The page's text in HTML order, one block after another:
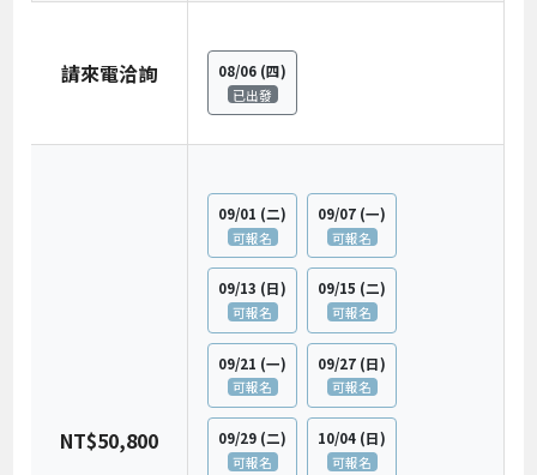
請來電洽詢 08/06 (四)
已出發
NT$50,800
09/01 (二)
可報名
09/07 (一)
可報名
09/13 (日)
可報名
09/15 (二)
可報名
09/21 (一)
可報名
09/27 (日)
可報名
09/29 (二)
可報名
10/04 (日)
可報名